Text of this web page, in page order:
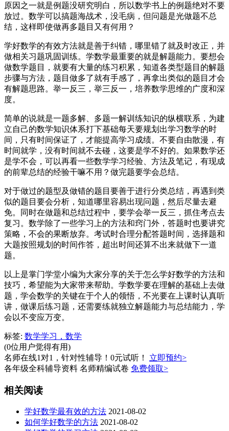
原因之一就是例题没研究明白，所以数学书上的例题绝对不要
放过。数学可以搞题海战术，没毛病，但问题是光做题不总
结，这样即使做再多题目又有何用？
学好数学的有效方法就是善于纠错，哪里错了就及时改正，并
做相关习题巩固训练。学数学最重要的就是解题能力。要想会
做数学题目，就要有大量的练习积累，知道各类型题目的解题
步骤与方法，题目做多了就有手感了，再拿出类似的题目才会
有解题思路。举一反三，举三反一，培养数学思维的广度和深
度。
简单的说就是一题多解、多题一解训练知识的纵横联系，为建
立自己的数学知识体系打下基础每天要规划出学习数学的时
间，只有时间保证了，才能提高学习成绩。不要自由散漫，有
时间就学，没有时间就不去碰，这要是学不好的。如果数学还
是学不会，可以再看一些数学学习经验、方法及笔记，有现成
的前辈总结的经验干嘛不用？做完题要学会总结。
对于做过的题型及做错的题目要善于进行分类总结，再遇到类
似的题目要会分析，知道哪里容易出现问题，然后尽量去避
免。同时在做题和总结过程中，要学会举一反三，抓住考点去
复习。数学除了一些学习上的方法和窍门外，答题时也要讲究
策略，不会的果断放弃。考试时合理分配答题时间，选择题和
大题按照规划的时间作答，超出时间还算不出来就做下一道
题。
以上是掌门学堂小编为大家分享的关于怎么学好数学的方法和
技巧，希望能为大家带来帮助。学数学要在理解的基础上去做
题，学会数学的关键在于个人的领悟，不光要在上课时认真听
讲，做课后练习题，还需要练就独立解题能力与总结能力，学
会以不变应万变。
标签: 数学学习，数学
(0位用户觉得有用)
名师在线1对1，针对性辅导！0元试听！
立即预约>
各年级全科辅导资料 名师精编试卷 免费领取>
相关阅读
学好数学最有效的方法 2021-08-02
如何学好数学的方法 2021-08-02